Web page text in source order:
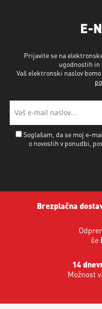
E-
Prijavite se na
ugodnostih in
Vaš elektronski naslov
Soglašam, da se moj e-
o novostih v ponudbi,
Brezplačna
še
14
Možnost